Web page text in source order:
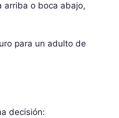
arriba o boca abajo,
para un adulto de
decisión: